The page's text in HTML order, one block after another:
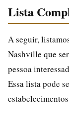
Lista
A seguir,
Nashville que
pessoa
Essa lista pode